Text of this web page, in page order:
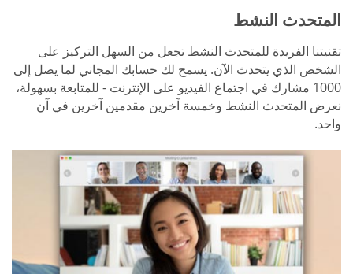
المتحدث النشط
تقنيتنا الفريدة للمتحدث النشط تجعل من السهل التركيز على
الشخص الذي يتحدث الآن. يسمح لك حسابك المجاني لما يصل إلى
1000 مشارك في اجتماع الفيديو على الإنترنت - للمتابعة بسهولة،
نعرض المتحدث النشط وخمسة آخرين مقدمين آخرين في آن
واحد.